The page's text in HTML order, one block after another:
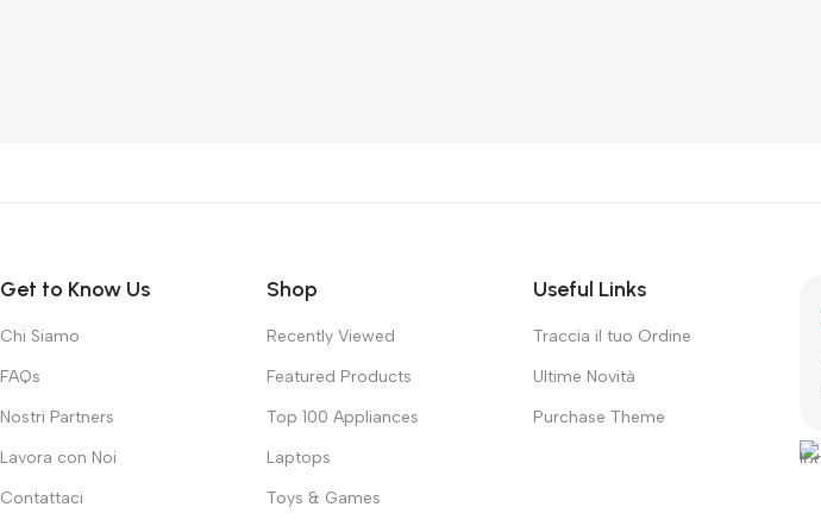
Get to Know Us
Chi Siamo
FAQs
Nostri Partners
Lavora con Noi
Contattaci
Shop
Recently Viewed
Featured Products
Top 100 Appliances
Laptops
Toys & Games
Useful Links
Traccia il tuo Ordine
Ultime Novità
Purchase Theme